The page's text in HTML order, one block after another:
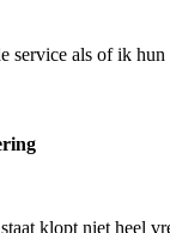
service als of ik
klopt niet heel